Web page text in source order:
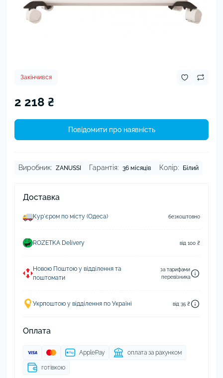
Закінчився
2 218 ₴
Повідомити про наявність
Виробник: ZANUSSI Гарантія: 36 місяців Колір: Білий
Доставка
Курʼєром по місту (Одеса) безкоштовно
ROZETKA Delivery від 100 ₴
Новою Поштою у відділення та
поштомати
за тарифами
перевізника
Укрпоштою у відділення по Україні від 35 ₴
Оплата
ApplePay оплата за рахунком
готівкою